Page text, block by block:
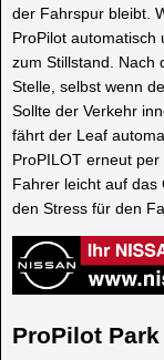
der Fahrspur bleibt.
ProPilot
zum Stillstand. Nach
Stelle, selbst wenn
Sollte der Verkehr
fährt der Leaf
ProPILOT erneut
Fahrer leicht auf das
den Stress für den
ProPilot Park